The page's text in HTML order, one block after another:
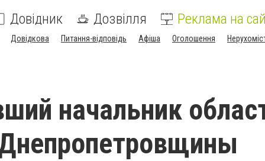
Довідник Дозвілля Реклама на
Довідкова Питання-відповідь Афіша Оголошення
начальник